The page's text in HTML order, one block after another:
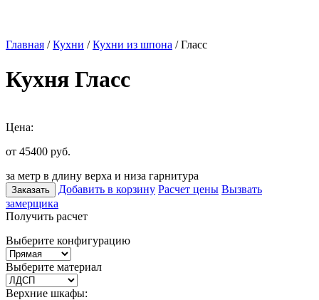
Главная /Кухни /Кухни из шпона / Гласс
Кухня Гласс
Цена:
от 45400 руб.
за метр в длину верха и низа гарнитура
Заказать Добавить в корзину Расчет цены Вызвать
замерщика
Получить расчет
Выберите конфигурацию
Выберите материал
Верхние шкафы: